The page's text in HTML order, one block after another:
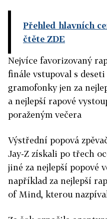
Přehled hlavních
čtěte ZDE
Nejvíce favorizovaný
finále vstupoval s
gramofonky jen za
a nejlepší rapové
poraženým večera
Výstřední popová
Jay-Z získali po třech
jiné za nejlepší popové
například za nejlepší
of Mind, kterou